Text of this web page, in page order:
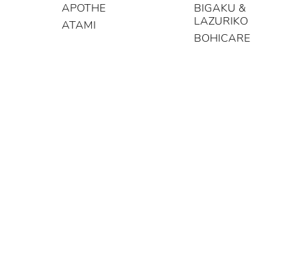
APOTHE
ATAMI
BIGAKU &
LAZURIKO
BOHICARE